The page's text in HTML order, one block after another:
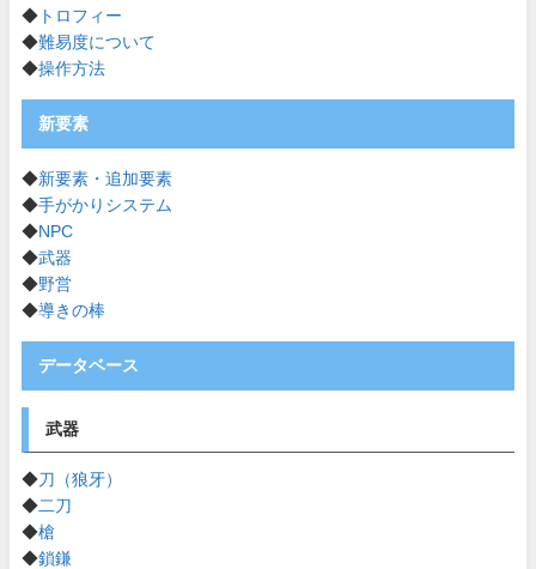
◆ トロフィー
◆難易度について
◆操作方法
新要素
◆新要素・追加要素
◆手がかりシステム
◆NPC
◆武器
◆野営
◆導きの棒
データベース
武器
◆刀（狼牙）
◆二刀
◆槍
◆鎖鎌